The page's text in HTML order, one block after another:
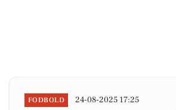
FODBOLD 24-08-2025 17:25